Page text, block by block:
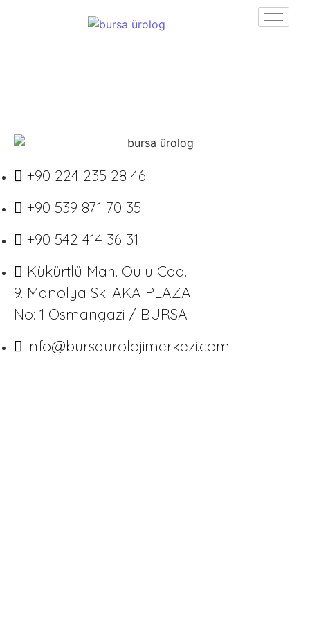
+90 224 235 28 46
+90 539 871 70 35
+90 542 414 36 31
Kükürtlü Mah. Oulu Cad.
9. Manolya Sk. AKA PLAZA
No: 1 Osmangazi / BURSA
info@bursaurolojimerkezi.com